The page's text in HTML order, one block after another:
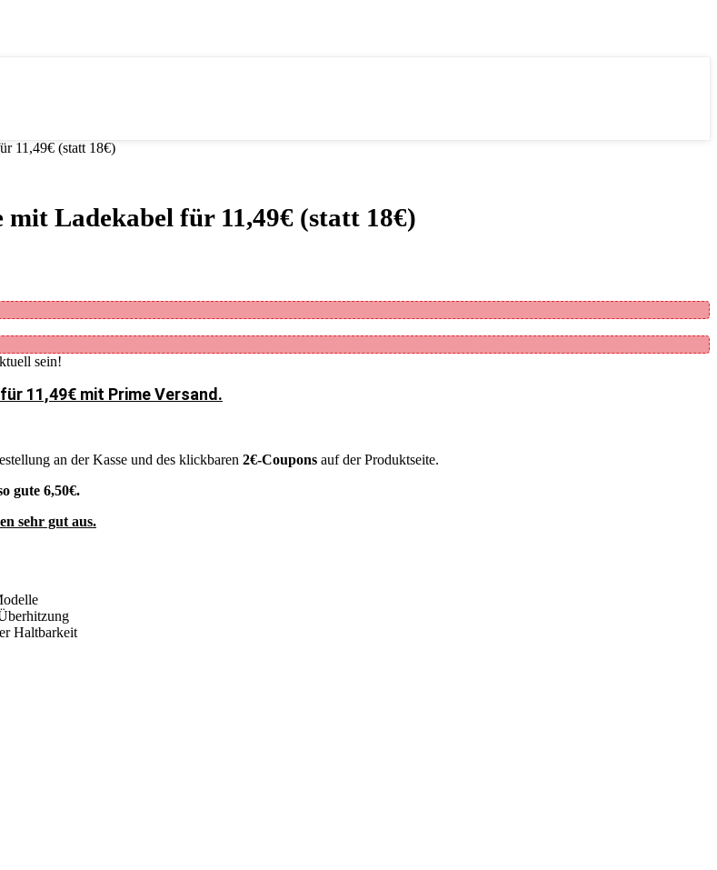
11,49€ (statt 18€)
Ladekabel für 11,49€ (statt 18€)
sein!
11,49€ mit Prime Versand.
an der Kasse und des klickbaren 2€-Coupons auf der Produktseite.
gute 6,50€.
sehr gut aus.
Haltbarkeit